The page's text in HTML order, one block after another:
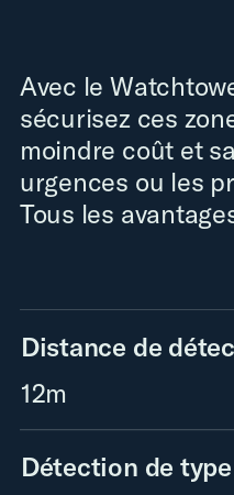
Avec le
sécurisez ces
moindre coût et
urgences ou les
Tous les
Distance de
12m
Détection de type